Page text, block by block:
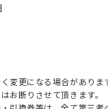
変更になる場合がありま
お断りさせて頂きます。